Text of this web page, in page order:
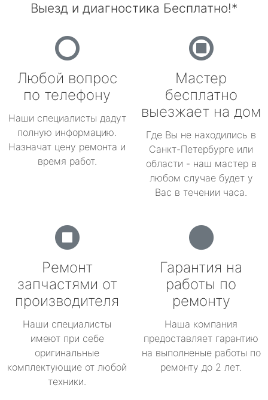
Выезд и диагностика Бесплатно!*
Любой вопрос
по телефону
Наши специалисты дадут
полную информацию.
Назначат цену ремонта и
время работ.
Мастер
бесплатно
выезжает на дом
Где Вы не находились в
Санкт-Петербурге или
области - наш мастер в
любом случае будет у
Вас в течении часа.
Ремонт
запчастями от
производителя
Наши специалисты
имеют при себе
оригинальные
комплектующие от любой
техники.
Гарантия на
работы по
ремонту
Наша компания
предоставляет гарантию
на выполненые работы по
ремонту до 2 лет.